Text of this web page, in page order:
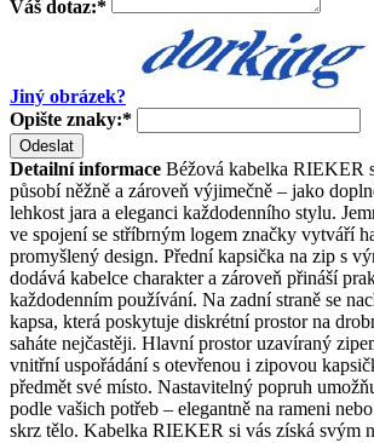
Váš dotaz:*
Jiný obrázek?
Opište znaky:*
Odeslat
Detailní informace Béžová kabelka RIEKER
působí něžně a zároveň výjimečně – jako
lehkost jara a eleganci každodenního stylu.
ve spojení se stříbrným logem značky vytváří
promyšlený design. Přední kapsička na zip s
dodává kabelce charakter a zároveň přináší
každodenním používání. Na zadní straně se
kapsa, která poskytuje diskrétní prostor na
saháte nejčastěji. Hlavní prostor uzavíraný
vnitřní uspořádání s otevřenou i zipovou
předmět své místo. Nastavitelný popruh
podle vašich potřeb – elegantně na rameni
skrz tělo. Kabelka RIEKER si vás získá svým